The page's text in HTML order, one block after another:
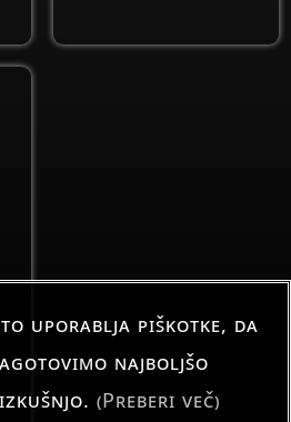
uporablja piškotke, da
najboljšo
(Preberi več)